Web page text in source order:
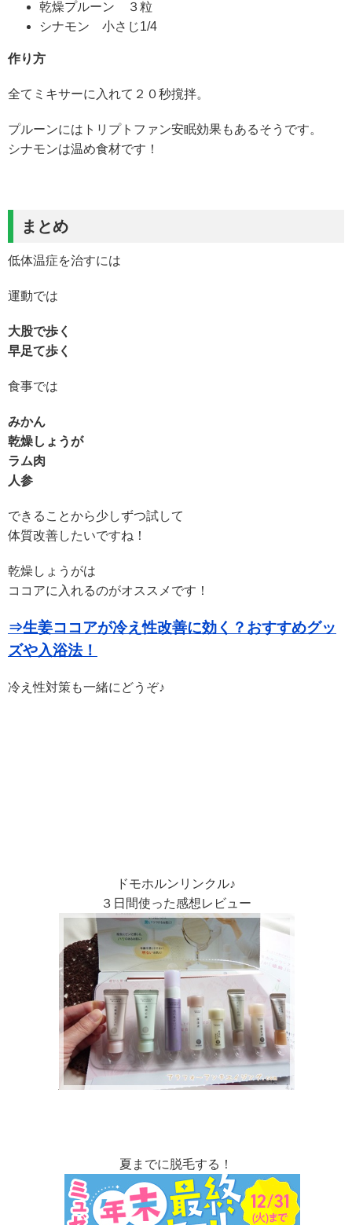
乾燥プルーン ３粒
シナモン 小さじ1/4
作り方
全てミキサーに入れて２０秒撹拌。
プルーンにはトリプトファン安眠効果もあるそうです。
シナモンは温め食材です！
まとめ
低体温症を治すには
運動では
大股で歩く
早足て歩く
食事では
みかん
乾燥しょうが
ラム肉
人参
できることから少しずつ試して
体質改善したいですね！
乾燥しょうがは
ココアに入れるのがオススメです！
⇒生姜ココアが冷え性改善に効く？おすすめグッ
ズや入浴法！
冷え性対策も一緒にどうぞ♪
ドモホルンリンクル♪
３日間使った感想レビュー
夏までに脱毛する！